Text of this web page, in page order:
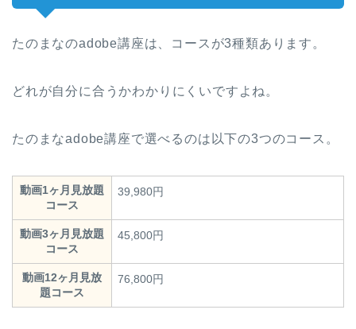
たのまなのadobe講座は、コースが3種類あります。
どれが自分に合うかわかりにくいですよね。
たのまなadobe講座で選べるのは以下の3つのコース。
動画1ヶ月見放題
コース
39,980円
動画3ヶ月見放題
コース
45,800円
動画12ヶ月見放
題コース
76,800円